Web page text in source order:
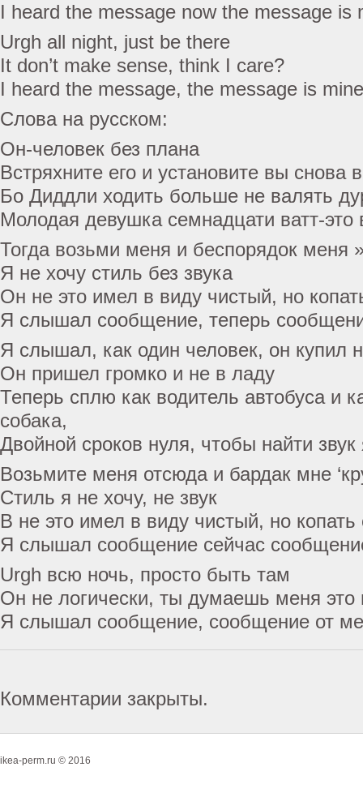
I heard the message now the message is
Urgh all night, just be there
It don’t make sense, think I care?
I heard the message, the message is mine
Слова на русском:
Он-человек без плана
Встряхните его и установите вы снова
Бо Диддли ходить больше не валять
Молодая девушка семнадцати ватт-
Тогда возьми меня и беспорядок меня
Я не хочу стиль без звука
Он не это имел в виду чистый, но
Я слышал сообщение, теперь
Я слышал, как один человек, он купил
Он пришел громко и не в ладу
Теперь сплю как водитель автобуса и
собака,
Двойной сроков нуля, чтобы найти
Возьмите меня отсюда и бардак мне
Стиль я не хочу, не звук
В не это имел в виду чистый, но
Я слышал сообщение сейчас
Urgh всю ночь, просто быть там
Он не логически, ты думаешь меня это
Я слышал сообщение, сообщение от
Комментарии закрыты.
ikea-perm.ru © 2016